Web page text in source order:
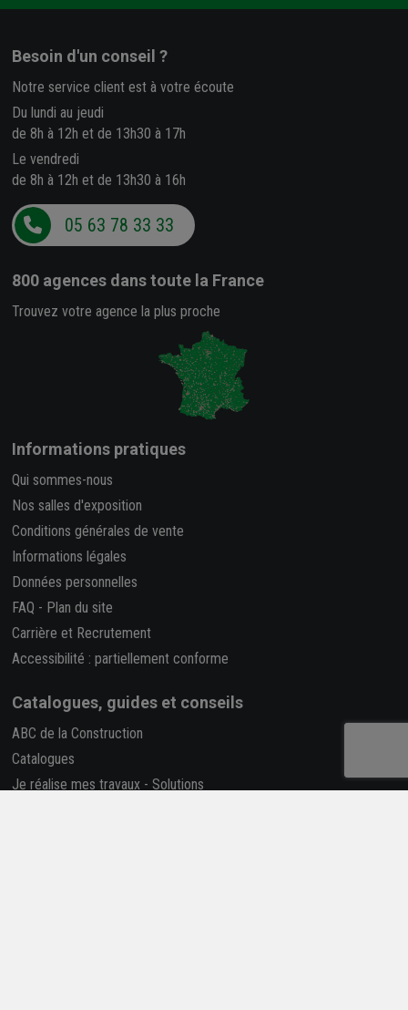
Besoin d'un conseil ?
Notre service client est à votre écoute
Du lundi au jeudi
de 8h à 12h et de 13h30 à 17h
Le vendredi
de 8h à 12h et de 13h30 à 16h
05 63 78 33 33
800 agences dans toute la France
Trouvez votre agence la plus proche
Informations pratiques
Qui sommes-nous
Nos salles d'exposition
Conditions générales de vente
Informations légales
Données personnelles
FAQ - Plan du site
Carrière et Recrutement
Accessibilité : partiellement conforme
Catalogues, guides et conseils
ABC de la Construction
Catalogues
Je réalise mes travaux - Solutions